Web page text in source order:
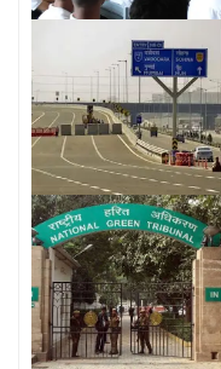
i
g
a
t
i
o
n